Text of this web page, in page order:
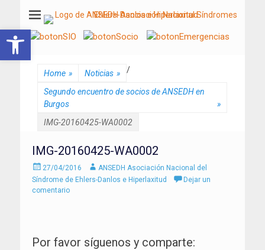
ANSEDH
Asociación Nacional del Síndrome de Ehlers-Danlos e Hiperlaxitud
Home » Noticias » /
Segundo encuentro de socios de ANSEDH en
Burgos
»
IMG-20160425-WA0002
IMG-20160425-WA0002
Enviado
el
27/04/2016 AutorANSEDH Asociación Nacional del
Síndrome de Ehlers-Danlos e Hiperlaxitud
Dejar un
comentario
Por favor síguenos y comparte:
Abrir barra de herramientas